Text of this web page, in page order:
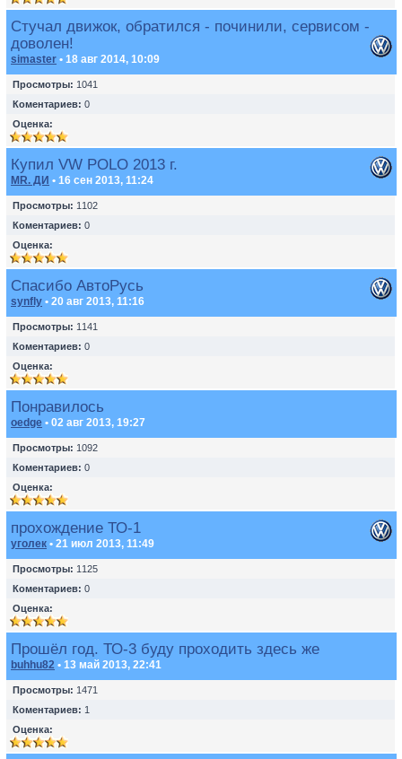
Стучал движок, обратился - починили, сервисом -
доволен!
simaster • 18 авг 2014, 10:09
Просмотры: 1041
Коментариев: 0
Оценка:
Купил VW POLO 2013 г.
MR. ДИ • 16 сен 2013, 11:24
Просмотры: 1102
Коментариев: 0
Оценка:
Спасибо АвтоРусь
synfly • 20 авг 2013, 11:16
Просмотры: 1141
Коментариев: 0
Оценка:
Понравилось
oedge • 02 авг 2013, 19:27
Просмотры: 1092
Коментариев: 0
Оценка:
прохождение ТО-1
уголек • 21 июл 2013, 11:49
Просмотры: 1125
Коментариев: 0
Оценка:
Прошёл год. ТО-3 буду проходить здесь же
buhhu82 • 13 май 2013, 22:41
Просмотры: 1471
Коментариев: 1
Оценка: